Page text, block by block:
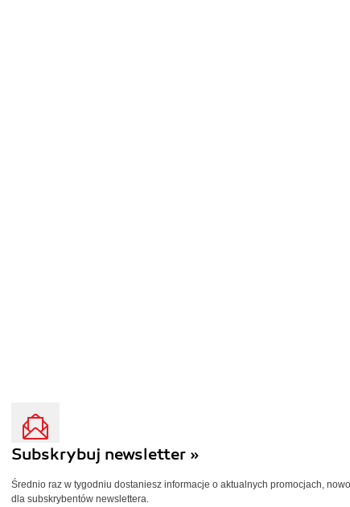
Subskrybuj newsletter »
Średnio raz w tygodniu dostaniesz informacje o aktualnych promocjach,
dla subskrybentów newslettera.